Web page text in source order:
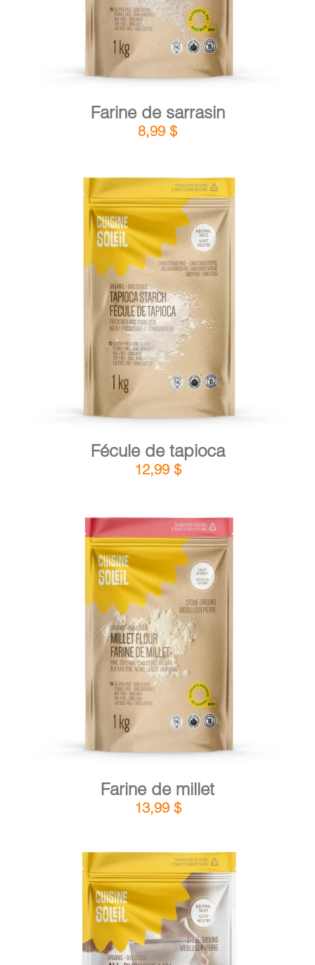
Farine de sarrasin
8,99 $
AJOUTER AU PANIER DÉTAILS
Fécule de tapioca
12,99 $
AJOUTER AU PANIER / DÉTAILS
Farine de millet
13,99 $